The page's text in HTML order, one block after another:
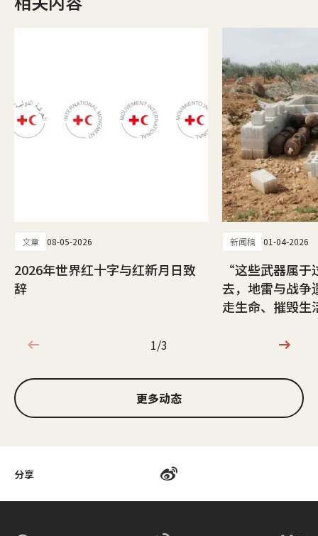
分享
文章 08-05-2026
2026年世界红十字与红新月日致
辞
新闻稿 01-04-2026
“这些武器属
去，地雷与战争
走生命、摧毁生
1/3
1/3
更多动态